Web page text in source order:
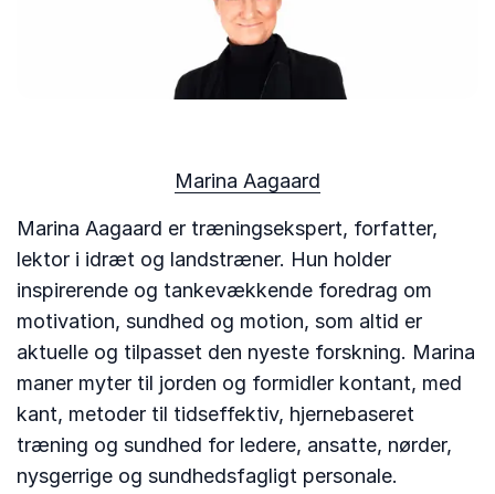
Marina Aagaard
Marina Aagaard er træningsekspert, forfatter,
lektor i idræt og landstræner. Hun holder
inspirerende og tankevækkende foredrag om
motivation, sundhed og motion, som altid er
aktuelle og tilpasset den nyeste forskning. Marina
maner myter til jorden og formidler kontant, med
kant, metoder til tidseffektiv, hjernebaseret
træning og sundhed for ledere, ansatte, nørder,
nysgerrige og sundhedsfagligt personale.